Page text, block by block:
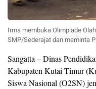
Irma membuka Olimpiade
SMP/Sederajat dan meminta
Sangatta – Dinas
Kabupaten Kutai Timur
Siswa Nasional (O2SN)